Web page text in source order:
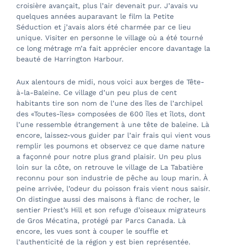
croisière avançait, plus l’air devenait pur. J’avais vu
quelques années auparavant le film la Petite
Séduction et j’avais alors été charmée par ce lieu
unique. Visiter en personne le village où a été tourné
ce long métrage m’a fait apprécier encore davantage la
beauté de Harrington Harbour.
Aux alentours de midi, nous voici aux berges de Tête-
à-la-Baleine. Ce village d’un peu plus de cent
habitants tire son nom de l’une des îles de l’archipel
des «Toutes-îles» composées de 600 îles et îlots, dont
l’une ressemble étrangement à une tête de baleine. Là
encore, laissez-vous guider par l’air frais qui vient vous
remplir les poumons et observez ce que dame nature
a façonné pour notre plus grand plaisir. Un peu plus
loin sur la côte, on retrouve le village de La Tabatière
reconnu pour son industrie de pêche au loup marin. À
peine arrivée, l’odeur du poisson frais vient nous saisir.
On distingue aussi des maisons à flanc de rocher, le
sentier Priest’s Hill et son refuge d’oiseaux migrateurs
de Gros Mécatina, protégé par Parcs Canada. Là
encore, les vues sont à couper le souffle et
l’authenticité de la région y est bien représentée.